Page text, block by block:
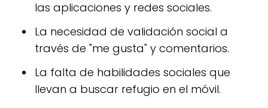
las aplicaciones y redes sociales.
La necesidad de validación social a
través de "me gusta" y comentarios.
La falta de habilidades sociales que
llevan a buscar refugio en el móvil.